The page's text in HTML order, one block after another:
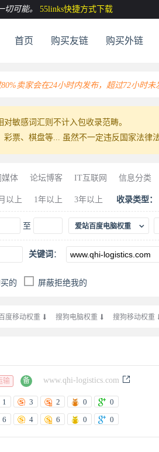
切可能。 55links快捷方式下载
首页 购买友链 购买外链
80%卖家会在24小时内发布，超过72小时
敏感词汇则不计入包收录范畴。
彩票、棋盘等... 虽然不一定违反国家法律
媒体 论坛博客 IT互联网
信息分类
休闲娱乐 食品美食 古玩珍藏
珠宝
机械五金 科技汽车 建筑材料 工业
以上 1年以上 3年以上 收录类型：
至 爱站百度电脑权重 
关键词 ：
的 屏蔽拒绝我的
百度移动权重  搜狗电脑权重  搜狗移动权重
输 备 www.qhi-logistics.com 
1 3 2 0
0
6 4 6 0 0